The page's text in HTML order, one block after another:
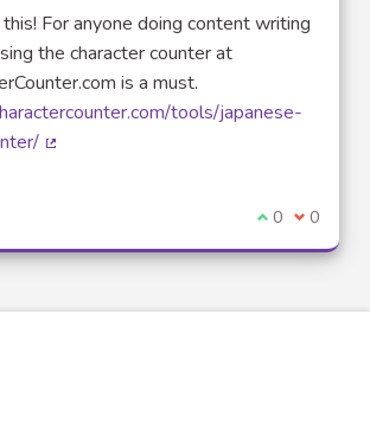
For anyone doing content writing
the character counter at
is a must.
tools/japanese-
Je suis
0 Je ne
0